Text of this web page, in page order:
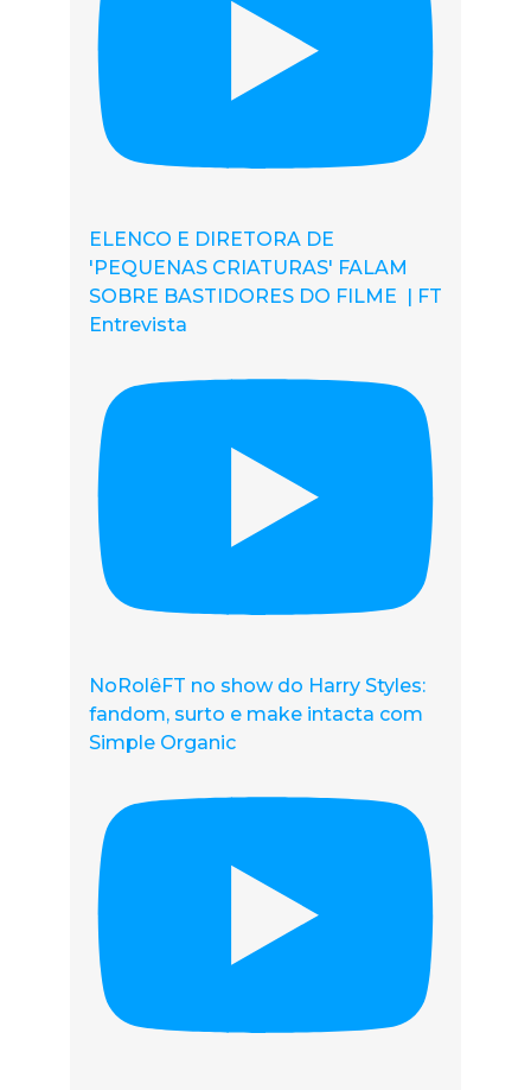
ELENCO E DIRETORA DE
'PEQUENAS CRIATURAS' FALAM
SOBRE BASTIDORES DO FILME | FT
Entrevista
NoRolêFT no show do Harry Styles:
fandom, surto e make intacta com
Simple Organic